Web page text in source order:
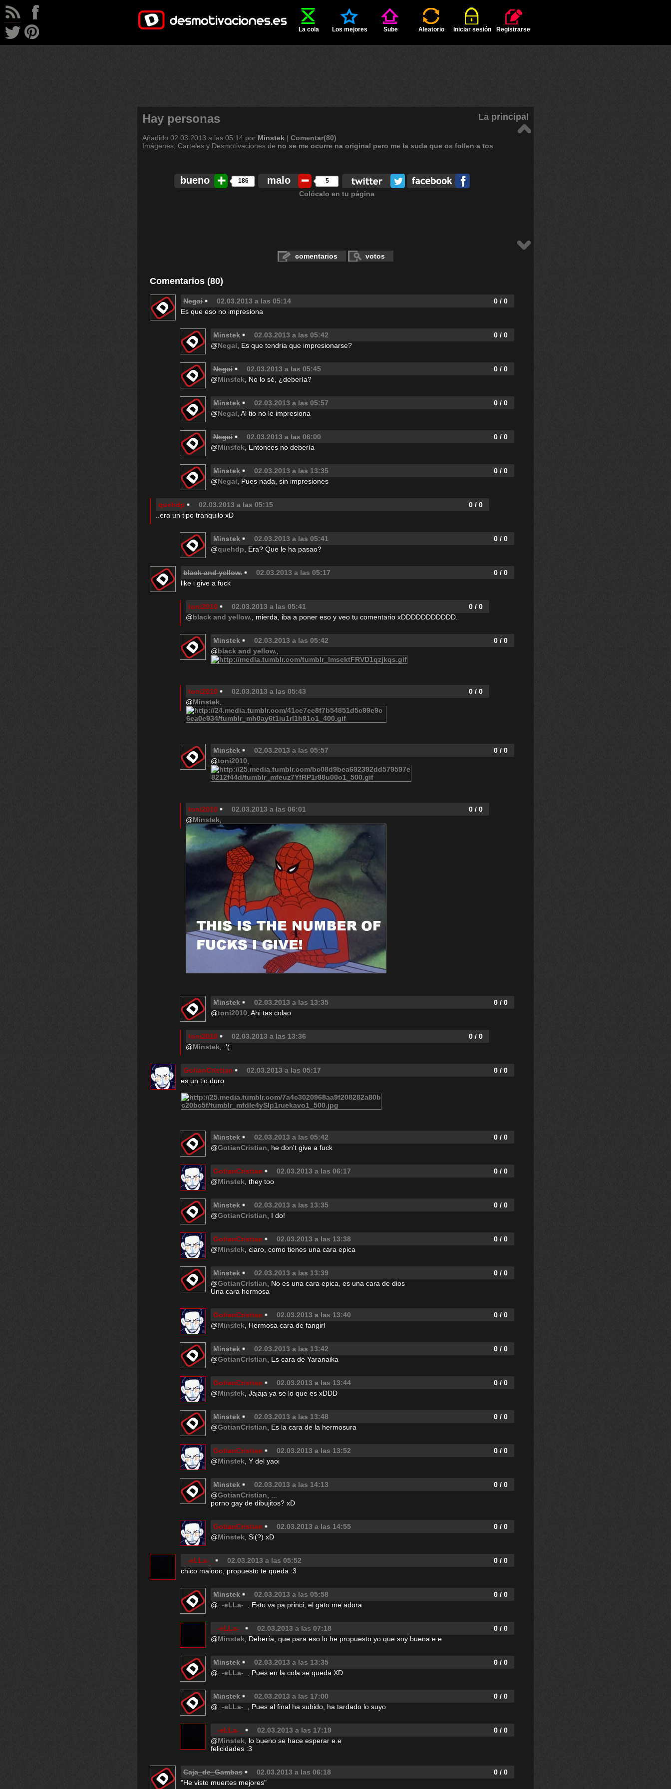
La cola Los mejores Sube Aleatorio Iniciar sesión Registrarse
Hay personas La principal
Añadido 02.03.2013 a las 05:14 por Minstek | Comentar(80)
Imágenes, Carteles y Desmotivaciones de no se me ocurre na original pero me la suda que os follen a tos
bueno 186 malo 5
Colócalo en tu página
comentarios votos
Comentarios (80)
Negai 02.03.2013 a las 05:14
0 / 0
Es que eso no impresiona
Minstek 02.03.2013 a las 05:42
0 / 0
@Negai , Es que tendria que impresionarse?
Negai 02.03.2013 a las 05:45
0 / 0
@Minstek , No lo sé, ¿debería?
Minstek 02.03.2013 a las 05:57
0 / 0
@Negai , Al tio no le impresiona
Negai 02.03.2013 a las 06:00
0 / 0
@Minstek , Entonces no debería
Minstek 02.03.2013 a las 13:35
0 / 0
@Negai , Pues nada, sin impresiones
quehdp 02.03.2013 a las 05:15
0 / 0
..era un tipo tranquilo xD
Minstek 02.03.2013 a las 05:41
0 / 0
@quehdp , Era? Que le ha pasao?
black and yellow. 02.03.2013 a las 05:17
0 / 0
like i give a fuck
toni2010 02.03.2013 a las 05:41
0 / 0
@black and yellow. , mierda, iba a poner eso y veo tu comentario xDDDDDDDDDDD.
Minstek 02.03.2013 a las 05:42
0 / 0
@black and yellow.
toni2010 02.03.2013 a las 05:43
0 / 0
@Minstek
Minstek 02.03.2013 a las 05:57
0 / 0
@toni2010
toni2010 02.03.2013 a las 06:01
0 / 0
@Minstek
Minstek 02.03.2013 a las 13:35
0 / 0
@toni2010, Ahi tas colao
toni2010 02.03.2013 a las 13:36
0 / 0
@Minstek, :'(.
GotianCristian 02.03.2013 a las 05:17
0 / 0
es un tio duro
Minstek 02.03.2013 a las 05:42
0 / 0
@GotianCristian, he don't give a fuck
GotianCristian 02.03.2013 a las 06:17
0 / 0
@Minstek, they too
Minstek 02.03.2013 a las 13:35
0 / 0
@GotianCristian, I do!
GotianCristian 02.03.2013 a las 13:38
0 / 0
@Minstek, claro, como tienes una cara epica
Minstek 02.03.2013 a las 13:39
0 / 0
@GotianCristian, No es una cara epica, es una cara de dios
Una cara hermosa
GotianCristian 02.03.2013 a las 13:40
0 / 0
@Minstek, Hermosa cara de fangirl
Minstek 02.03.2013 a las 13:42
0 / 0
@GotianCristian, Es cara de Yaranaika
GotianCristian 02.03.2013 a las 13:44
0 / 0
@Minstek, Jajaja ya se lo que es xDDD
Minstek 02.03.2013 a las 13:48
0 / 0
@GotianCristian, Es la cara de la hermosura
GotianCristian 02.03.2013 a las 13:52
0 / 0
@Minstek, Y del yaoi
Minstek 02.03.2013 a las 14:13
0 / 0
@GotianCristian, ...
porno gay de dibujitos? xD
GotianCristian 02.03.2013 a las 14:55
0 / 0
@Minstek, Si(?) xD
_-eLLa-_ 02.03.2013 a las 05:52
0 / 0
chico malooo, propuesto te queda :3
Minstek 02.03.2013 a las 05:58
0 / 0
@ _-eLLa-_ , Esto va pa princi, el gato me adora
_-eLLa-_ 02.03.2013 a las 07:18
0 / 0
@Minstek, Debería, que para eso lo he propuesto yo que soy buena e.e
Minstek 02.03.2013 a las 13:35
0 / 0
@ _-eLLa-_ , Pues en la cola se queda XD
Minstek 02.03.2013 a las 17:00
0 / 0
@ _-eLLa-_ , Pues al final ha subido, ha tardado lo suyo
_-eLLa-_ 02.03.2013 a las 17:19
0 / 0
@Minstek, lo bueno se hace esperar e.e
felicidades :3
Caja_de_Gambas 02.03.2013 a las 06:18
0 / 0
"He visto muertes mejores"